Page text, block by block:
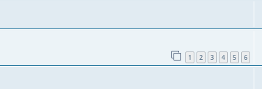
1 2 3 4 5 6